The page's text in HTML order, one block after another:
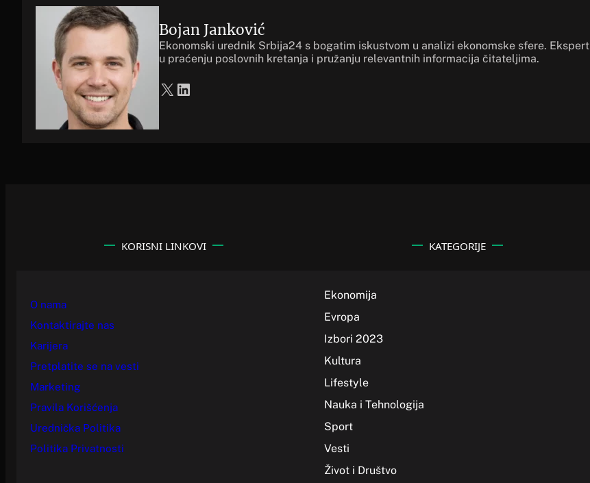
Bojan Janković
Ekonomski urednik Srbija24 s bogatim iskustvom u analizi ekonomske sfere. Ekspert
u praćenju poslovnih kretanja i pružanju relevantnih informacija čitateljima.
X LinkedIn
KORISNI LINKOVI
O nama
Kontaktirajte nas
Karijera
Pretplatite se na vesti
Marketing
Pravila Korišćenja
Urednička Politika
Politika Privatnosti
KATEGORIJE
Ekonomija
Evropa
Izbori 2023
Kultura
Lifestyle
Nauka i Tehnologija
Sport
Vesti
Život i Društvo